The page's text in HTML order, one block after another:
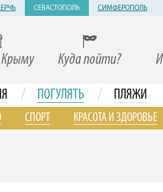
СЕВАСТОПОЛЬ СИМФЕРОПОЛЬ
Куда пойти?
/ ПОГУЛЯТЬ / ПЛЯЖИ
СПОРТ КРАСОТА И ЗДОРОВЬЕ